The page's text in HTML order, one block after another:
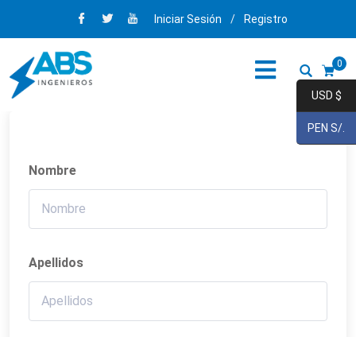
Iniciar Sesión / Registro
0
Nombre
Apellidos
USD $
PEN S/.